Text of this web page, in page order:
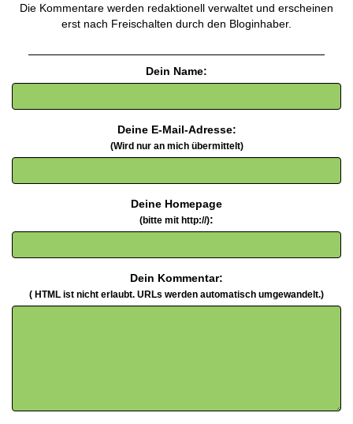
Die Kommentare werden redaktionell verwaltet und erscheinen
erst nach Freischalten durch den Bloginhaber.
Dein Name:
Deine E-Mail-Adresse:
(Wird nur an mich übermittelt)
Deine Homepage
(bitte mit http://):
Dein Kommentar:
( HTML ist nicht erlaubt. URLs werden automatisch umgewandelt.)